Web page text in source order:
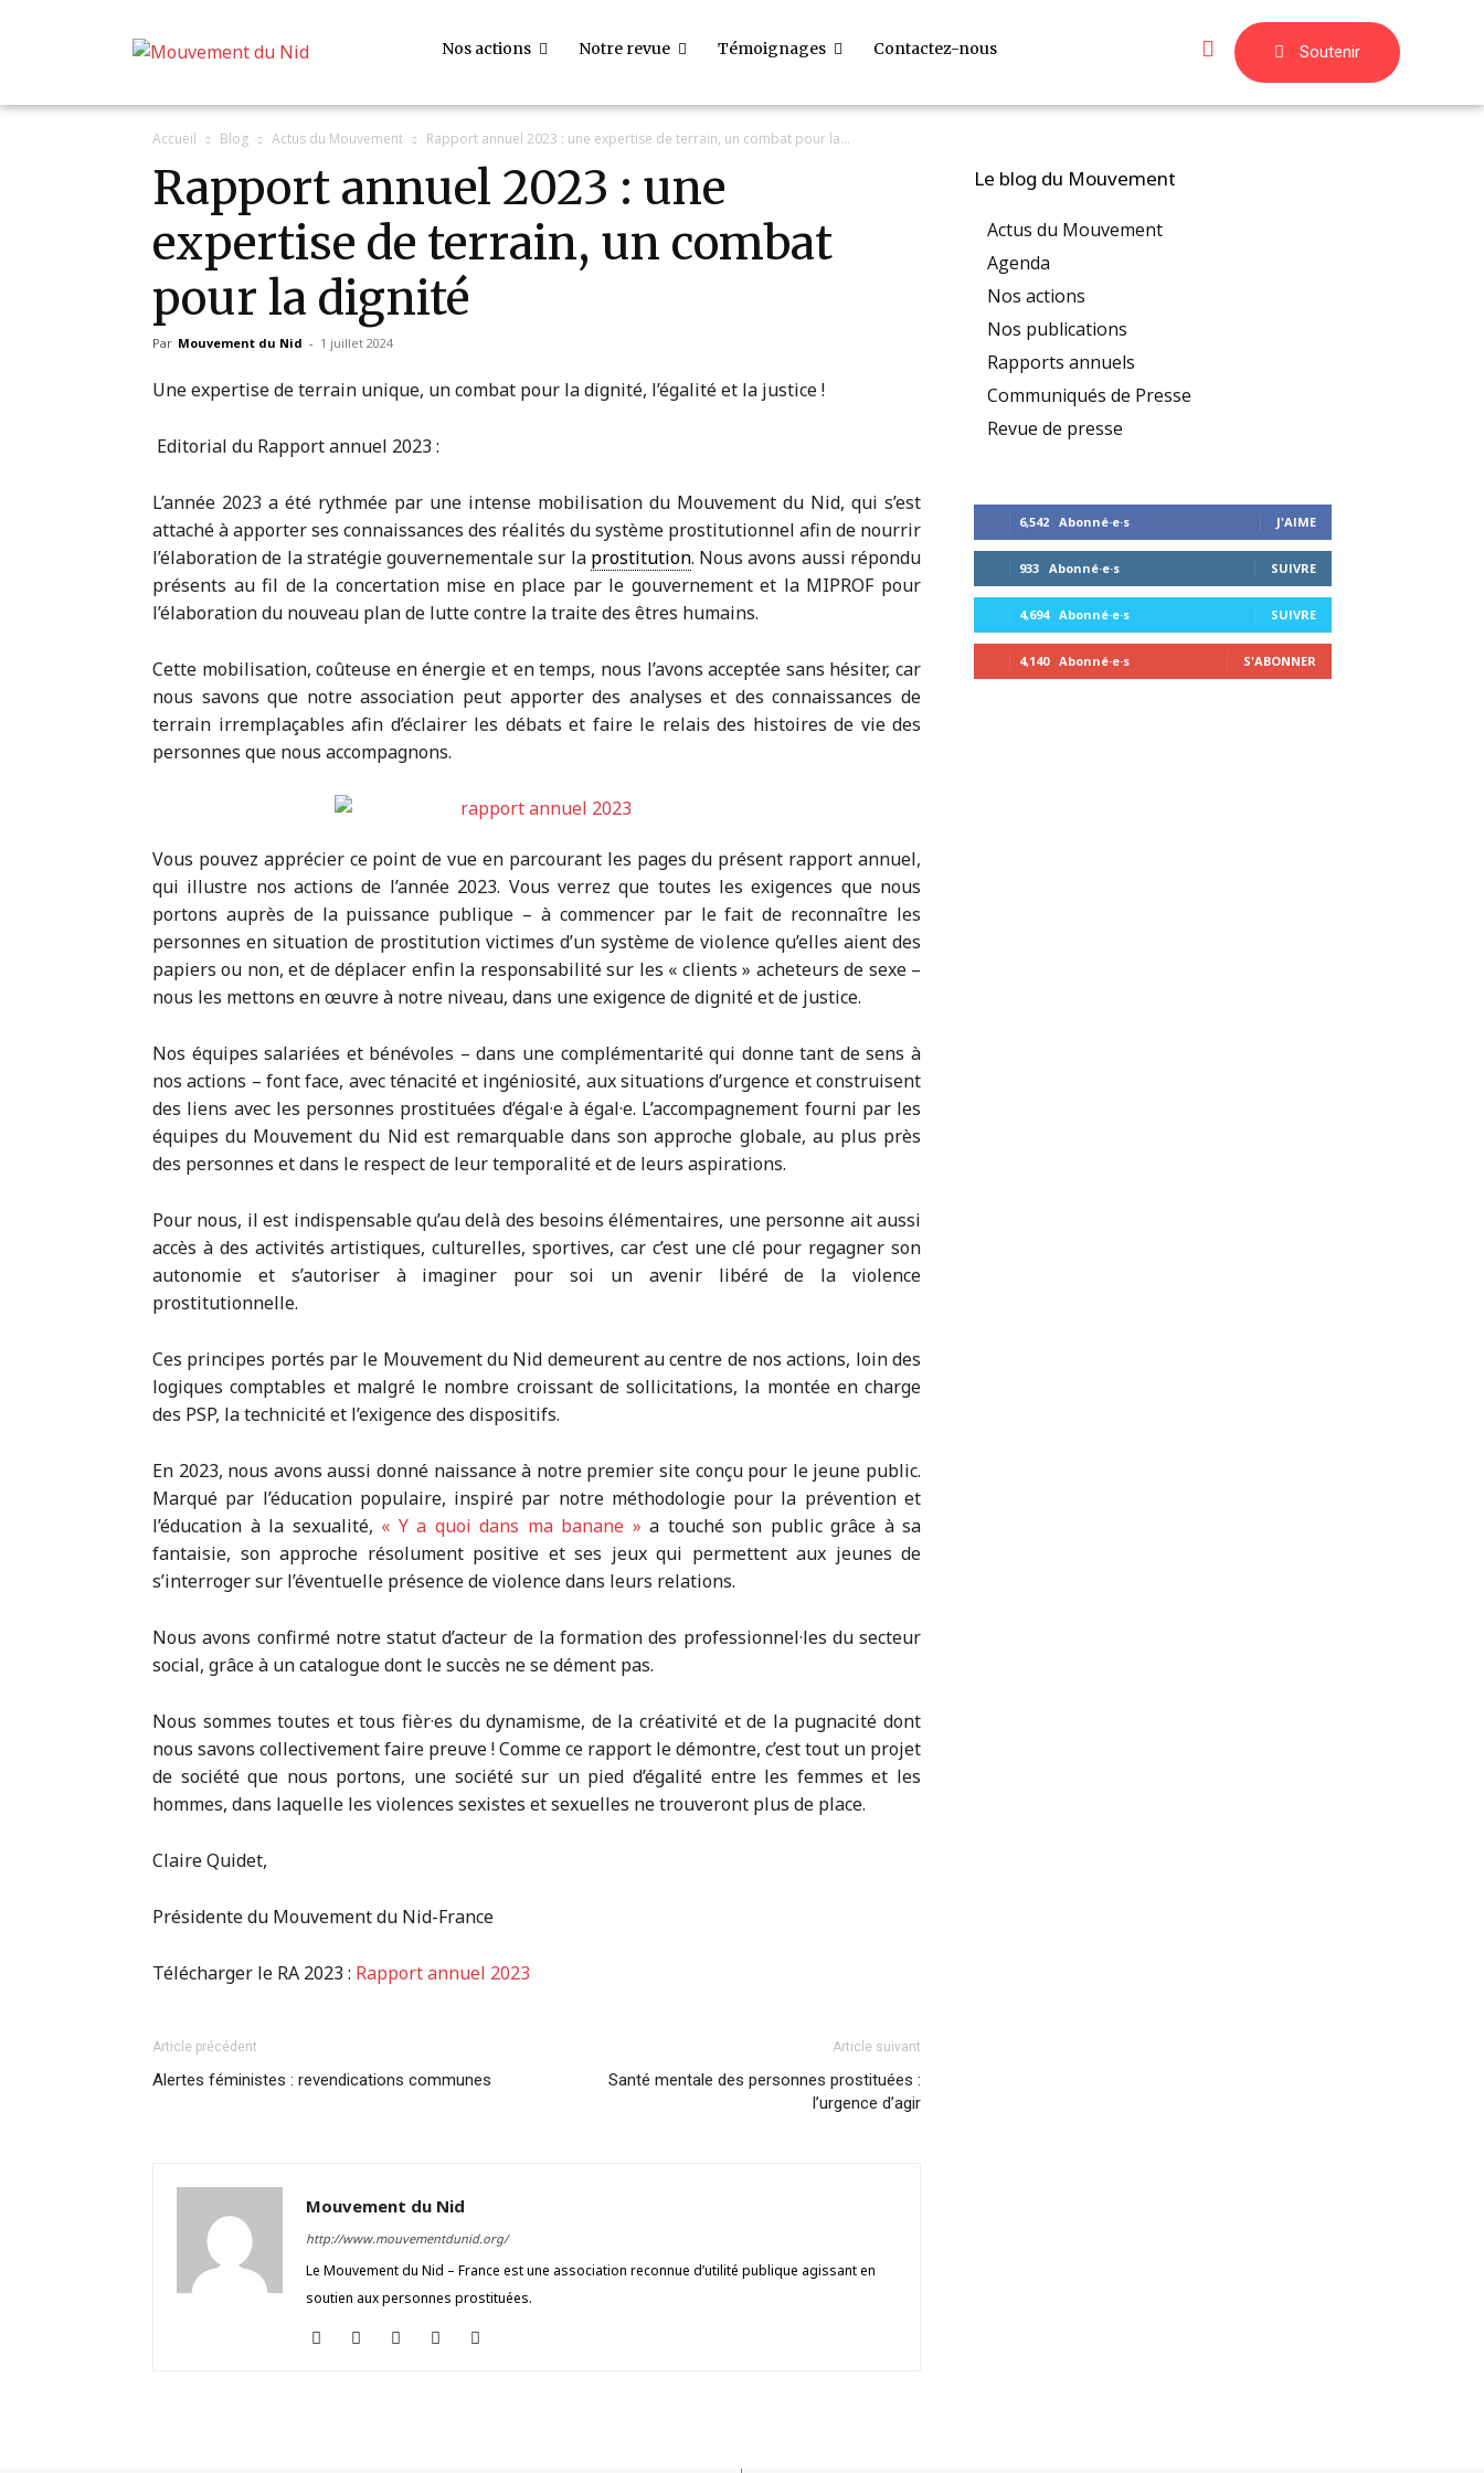
Soutenir
Nos actions Notre revue Témoignages Contactez-nous
Accueil Blog Actus du Mouvement Rapport annuel 2023 : une expertise de terrain, un combat pour la...
Rapport annuel 2023 : une
expertise de terrain, un combat
pour la dignité
Par Mouvement du Nid - 1 juillet 2024
Une expertise de terrain unique, un combat pour la dignité, l’égalité et la justice !
Editorial du Rapport annuel 2023 :
L’année 2023 a été rythmée par une intense mobilisation du Mouvement du Nid, qui s’est
attaché à apporter ses connaissances des réalités du système prostitutionnel afin de nourrir
l’élaboration de la stratégie gouvernementale sur la prostitution. Nous avons aussi répondu
présents au fil de la concertation mise en place par le gouvernement et la MIPROF pour
l’élaboration du nouveau plan de lutte contre la traite des êtres humains.
Cette mobilisation, coûteuse en énergie et en temps, nous l’avons acceptée sans hésiter, car
nous savons que notre association peut apporter des analyses et des connaissances de
terrain irremplaçables afin d’éclairer les débats et faire le relais des histoires de vie des
personnes que nous accompagnons.
Vous pouvez apprécier ce point de vue en parcourant les pages du présent rapport annuel,
qui illustre nos actions de l’année 2023. Vous verrez que toutes les exigences que nous
portons auprès de la puissance publique – à commencer par le fait de reconnaître les
personnes en situation de prostitution victimes d’un système de violence qu’elles aient des
papiers ou non, et de déplacer enfin la responsabilité sur les « clients » acheteurs de sexe –
nous les mettons en œuvre à notre niveau, dans une exigence de dignité et de justice.
Nos équipes salariées et bénévoles – dans une complémentarité qui donne tant de sens à
nos actions – font face, avec ténacité et ingéniosité, aux situations d’urgence et construisent
des liens avec les personnes prostituées d’égal·e à égal·e. L’accompagnement fourni par les
équipes du Mouvement du Nid est remarquable dans son approche globale, au plus près
des personnes et dans le respect de leur temporalité et de leurs aspirations.
Pour nous, il est indispensable qu’au delà des besoins élémentaires, une personne ait aussi
accès à des activités artistiques, culturelles, sportives, car c’est une clé pour regagner son
autonomie et s’autoriser à imaginer pour soi un avenir libéré de la violence
prostitutionnelle.
Ces principes portés par le Mouvement du Nid demeurent au centre de nos actions, loin des
logiques comptables et malgré le nombre croissant de sollicitations, la montée en charge
des PSP, la technicité et l’exigence des dispositifs.
En 2023, nous avons aussi donné naissance à notre premier site conçu pour le jeune public.
Marqué par l’éducation populaire, inspiré par notre méthodologie pour la prévention et
l’éducation à la sexualité, « Y a quoi dans ma banane » a touché son public grâce à sa
fantaisie, son approche résolument positive et ses jeux qui permettent aux jeunes de
s’interroger sur l’éventuelle présence de violence dans leurs relations.
Nous avons confirmé notre statut d’acteur de la formation des professionnel·les du secteur
social, grâce à un catalogue dont le succès ne se dément pas.
Nous sommes toutes et tous fièr·es du dynamisme, de la créativité et de la pugnacité dont
nous savons collectivement faire preuve ! Comme ce rapport le démontre, c’est tout un projet
de société que nous portons, une société sur un pied d’égalité entre les femmes et les
hommes, dans laquelle les violences sexistes et sexuelles ne trouveront plus de place.
Claire Quidet,
Présidente du Mouvement du Nid-France
Télécharger le RA 2023 : Rapport annuel 2023
Article précédent
Alertes féministes : revendications communes
Article suivant
Santé mentale des personnes prostituées :
l’urgence d’agir
Mouvement du Nid
http://www.mouvementdunid.org/
Le Mouvement du Nid – France est une association reconnue d’utilité publique agissant en
soutien aux personnes prostituées.
Le blog du Mouvement
Actus du Mouvement
Agenda
Nos actions
Nos publications
Rapports annuels
Communiqués de Presse
Revue de presse
6,542 Abonné·e·s J'AIME
933 Abonné·e·s SUIVRE
4,694 Abonné·e·s SUIVRE
4,140 Abonné·e·s S'ABONNER